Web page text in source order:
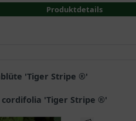
Produktdetails
'Tiger Stripe ®'
cordifolia 'Tiger Stripe ®'